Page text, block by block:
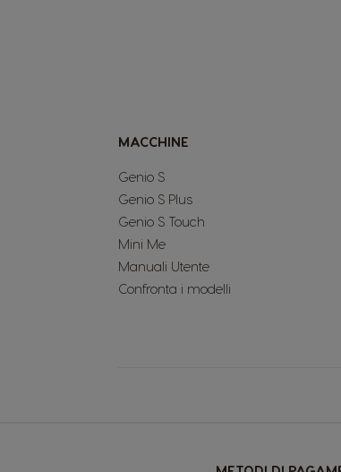
MACCHINE
Genio S
Genio S Plus
Genio S Touch
Mini Me
Manuali Utente
Confronta i modelli